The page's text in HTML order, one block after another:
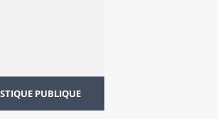
PUBLIQUE